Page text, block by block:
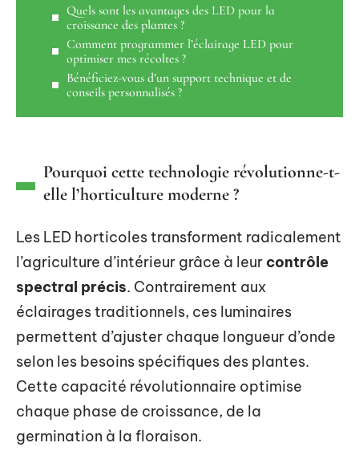
Quels sont les avantages des LED pour la
croissance des plantes ?
Comment programmer l’éclairage LED pour
optimiser mes récoltes ?
Bénéficiez-vous d’un support technique et de
conseils personnalisés ?
Pourquoi cette technologie révolutionne-t-
elle l’horticulture moderne ?
Les LED horticoles transforment radicalement
l’agriculture d’intérieur grâce à leur contrôle
spectral précis. Contrairement aux
éclairages traditionnels, ces luminaires
permettent d’ajuster chaque longueur d’onde
selon les besoins spécifiques des plantes.
Cette capacité révolutionnaire optimise
chaque phase de croissance, de la
germination à la floraison.